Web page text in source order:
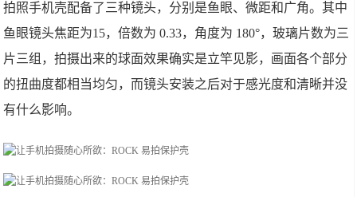
拍照手机壳配备了三种镜头，分别是鱼眼、微距和广角。其中
鱼眼镜头焦距为15，倍数为 0.33，角度为 180°，玻璃片数为三
片三组，拍摄出来的球面效果确实是立竿见影，画面各个部分
的扭曲度都相当均匀，而镜头安装之后对于感光度和清晰并没
有什么影响。